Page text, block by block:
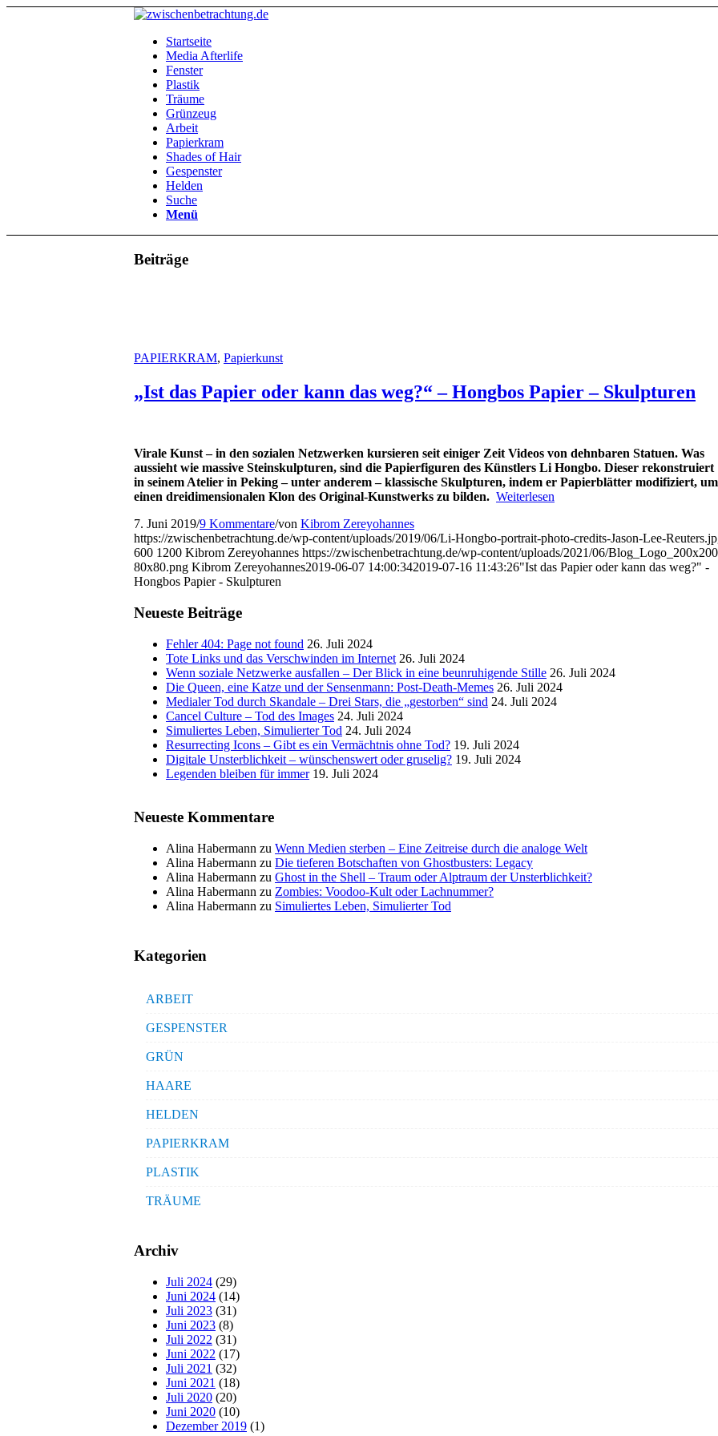
Startseite
Media Afterlife
Fenster
Plastik
Träume
Grünzeug
Arbeit
Papierkram
Shades of Hair
Gespenster
Helden
Suche
Menü
Beiträge
PAPIERKRAM, Papierkunst
„Ist das Papier oder kann das weg?“ – Hongbos Papier – Skulpturen
Virale Kunst – in den sozialen Netzwerken kursieren seit einiger Zeit Videos von dehnbaren Statuen. Was
aussieht wie massive Steinskulpturen, sind die Papierfiguren des Künstlers Li Hongbo. Dieser rekonstruiert
in seinem Atelier in Peking – unter anderem – klassische Skulpturen, indem er Papierblätter modifiziert, um
einen dreidimensionalen Klon des Original-Kunstwerks zu bilden. Weiterlesen
7. Juni 2019/9 Kommentare/von Kibrom Zereyohannes
https://zwischenbetrachtung.de/wp-content/uploads/2019/06/Li-Hongbo-portrait-photo-credits-Jason-Lee-
600 1200 Kibrom Zereyohannes https://zwischenbetrachtung.de/wp-content/uploads/2021/06/
80x80.png Kibrom Zereyohannes2019-06-07 14:00:342019-07-16 11:43:26"Ist das Papier oder kann das weg?" -
Hongbos Papier - Skulpturen
Neueste Beiträge
Fehler 404: Page not found 26. Juli 2024
Tote Links und das Verschwinden im Internet 26. Juli 2024
Wenn soziale Netzwerke ausfallen – Der Blick in eine beunruhigende Stille 26. Juli 2024
Die Queen, eine Katze und der Sensenmann: Post-Death-Memes 26. Juli 2024
Medialer Tod durch Skandale – Drei Stars, die „gestorben“ sind 24. Juli 2024
Cancel Culture – Tod des Images 24. Juli 2024
Simuliertes Leben, Simulierter Tod 24. Juli 2024
Resurrecting Icons – Gibt es ein Vermächtnis ohne Tod? 19. Juli 2024
Digitale Unsterblichkeit – wünschenswert oder gruselig? 19. Juli 2024
Legenden bleiben für immer 19. Juli 2024
Neueste Kommentare
Alina Habermann zu Wenn Medien sterben – Eine Zeitreise durch die analoge Welt
Alina Habermann zu Die tieferen Botschaften von Ghostbusters: Legacy
Alina Habermann zu Ghost in the Shell – Traum oder Alptraum der Unsterblichkeit?
Alina Habermann zu Zombies: Voodoo-Kult oder Lachnummer?
Alina Habermann zu Simuliertes Leben, Simulierter Tod
Kategorien
ARBEIT
GESPENSTER
GRÜN
HAARE
HELDEN
PAPIERKRAM
PLASTIK
TRÄUME
Archiv
Juli 2024 (29)
Juni 2024 (14)
Juli 2023 (31)
Juni 2023 (8)
Juli 2022 (31)
Juni 2022 (17)
Juli 2021 (32)
Juni 2021 (18)
Juli 2020 (20)
Juni 2020 (10)
Dezember 2019 (1)